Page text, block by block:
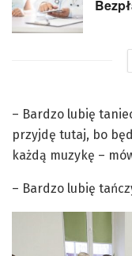
– Bardzo lubię
przyjdę tutaj, bo
każdą muzykę –
– Bardzo lubię